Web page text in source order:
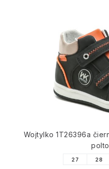
Wojtylko 1T26396a
27 28